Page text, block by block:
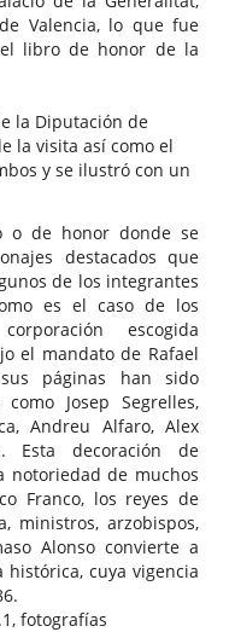
Valencia, lo que fue
libro de honor de la
la Diputación de
la visita así como el
y se ilustró con un
o de honor donde se
destacados que
de los integrantes
es el caso de los
escogida
el mandato de Rafael
páginas han sido
Josep Segrelles,
Andreu Alfaro, Alex
Esta decoración de
notoriedad de muchos
Franco, los reyes de
ministros, arzobispos,
Alonso convierte a
cuya vigencia
fotografías